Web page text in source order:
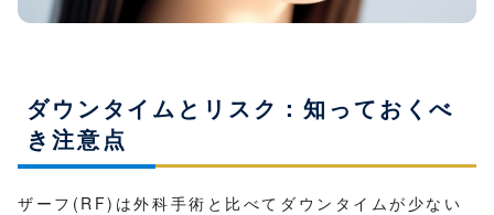
ダウンタイムとリスク：知っておくべ
き注意点
ザーフ(RF)は外科手術と比べてダウンタイムが少ない